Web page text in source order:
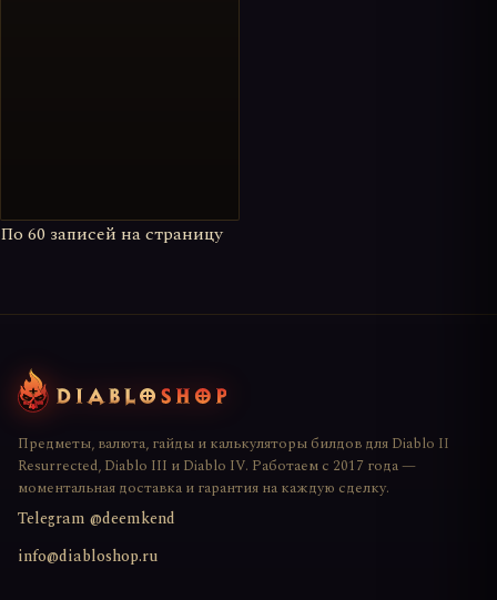
По 60 записей на страницу
Предметы, валюта, гайды и калькуляторы билдов для Diablo II
Resurrected, Diablo III и Diablo IV. Работаем с 2017 года —
моментальная доставка и гарантия на каждую сделку.
Telegram @deemkend
info@diabloshop.ru